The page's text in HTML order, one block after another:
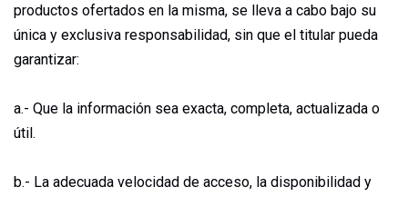
productos ofertados en la misma, se lleva a cabo bajo su
única y exclusiva responsabilidad, sin que el titular pueda
garantizar:
a.- Que la información sea exacta, completa, actualizada o
útil.
b.- La adecuada velocidad de acceso, la disponibilidad y